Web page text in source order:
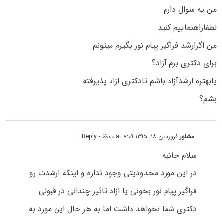
من یه سوال دارم
لطفاراهنماییم کنید
من اگرارشد فراگیر پیام نور بگیرم میتونم
برای دکتری برم آزاد؟
یابهتره ارشدآزاد باشم تادکتری ازاد پذیرفته
بشم؟
مشاورفروردین ۱۸, ۱۳۹۵ at ۸:۰۹ ب٫ظ - Reply
سلام حانیه
در این مورد محدودیتی وجود نداره و اینکه ارشدت رو
فراگیر پیام نور بخونی یا ازاد تاثیر چندانی در قبولی
دکتری شما نخواهد داشت اما به هر حال این مورد به